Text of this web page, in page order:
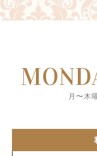
月〜木